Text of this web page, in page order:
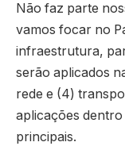
Não faz parte
vamos focar no
infraestrutura,
serão aplicados
rede e (4)
aplicações
principais.